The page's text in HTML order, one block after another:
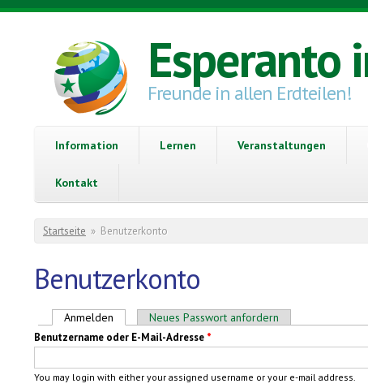
Direkt zum Inhalt
Esperanto
Freunde in allen Erdteilen!
Information Lernen Veranstaltungen
Kontakt
Sie sind hier
Startseite » Benutzerkonto
Benutzerkonto
Haupt-Reiter
Anmelden (aktiver Reiter)
Neues Passwort anfordern
Benutzername oder E-Mail-Adresse *
You may login with either your assigned username or your e-mail address.